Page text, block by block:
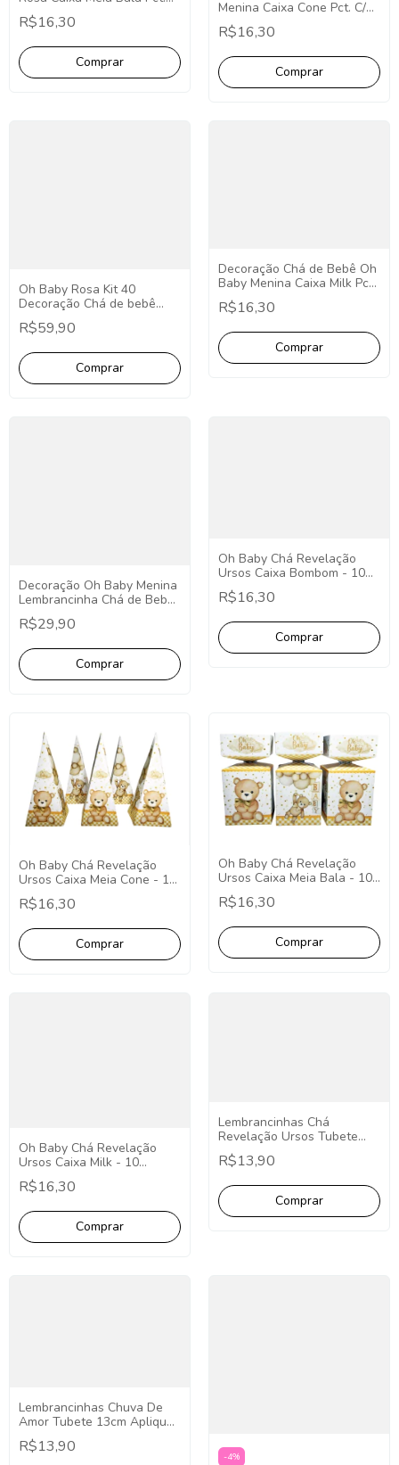
C/10 Unidades
Lembrancinha Oh Baby
Bebê
R$16,30
Menina Caixa Cone Pct. C/10
Unidades Chá de Bebê Oh
Baby Rosa Decoração.
R$16,30
Oh Baby Rosa Kit 40
Decoração Chá de bebê
Menina Oh Baby Rosa
Lembrancinha Festa Oh
R$59,90
Decoração Chá de Bebê Oh
Baby Menina Caixa Milk Pct.
C/10 Unidades
Lembrancinhas Oh Baby
R$16,30
Decoração Oh Baby Menina
Lembrancinha Chá de Bebê
Menina Kit 20 Deoração Kit
só um bolinho Oh baby
R$29,90
Oh Baby Chá Revelação
Ursos Caixa Bombom - 10
Unidades
R$16,30
Oh Baby Chá Revelação
Ursos Caixa Meia Cone - 10
Unidades
R$16,30
Oh Baby Chá Revelação
Ursos Caixa Meia Bala - 10
Unidades
R$16,30
Oh Baby Chá Revelação
Ursos Caixa Milk - 10
Unidades
R$16,30
Lembrancinhas Chá
Revelação Ursos Tubete
13cm Aplique Redondo - 10
Unidades
R$13,90
Lembrancinhas Chuva De
Amor Tubete 13cm Aplique
Redondo - 10 Unidades
R$13,90
-4%